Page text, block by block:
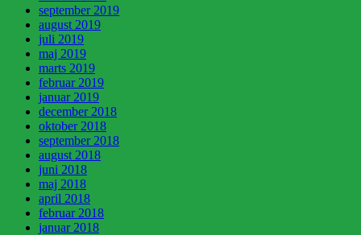
september 2019
august 2019
juli 2019
maj 2019
marts 2019
februar 2019
januar 2019
december 2018
oktober 2018
september 2018
august 2018
juni 2018
maj 2018
april 2018
februar 2018
januar 2018